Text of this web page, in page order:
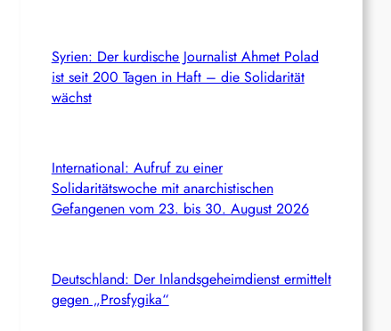
Syrien: Der kurdische Journalist Ahmet Polad
ist seit 200 Tagen in Haft – die Solidarität
wächst
International: Aufruf zu einer
Solidaritätswoche mit anarchistischen
Gefangenen vom 23. bis 30. August 2026
Deutschland: Der Inlandsgeheimdienst ermittelt
gegen „Prosfygika“